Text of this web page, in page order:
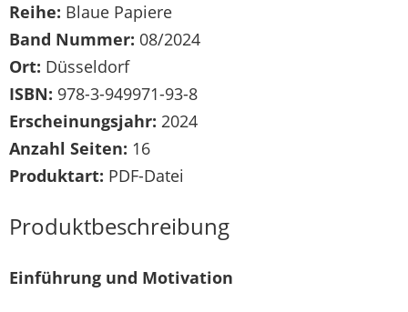
Reihe: Blaue Papiere
Band Nummer: 08/2024
Ort: Düsseldorf
ISBN: 978-3-949971-93-8
Erscheinungsjahr: 2024
Anzahl Seiten: 16
Produktart: PDF-Datei
Produktbeschreibung
Einführung und Motivation